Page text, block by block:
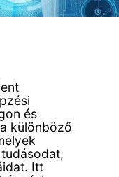
és
különböző
Itt